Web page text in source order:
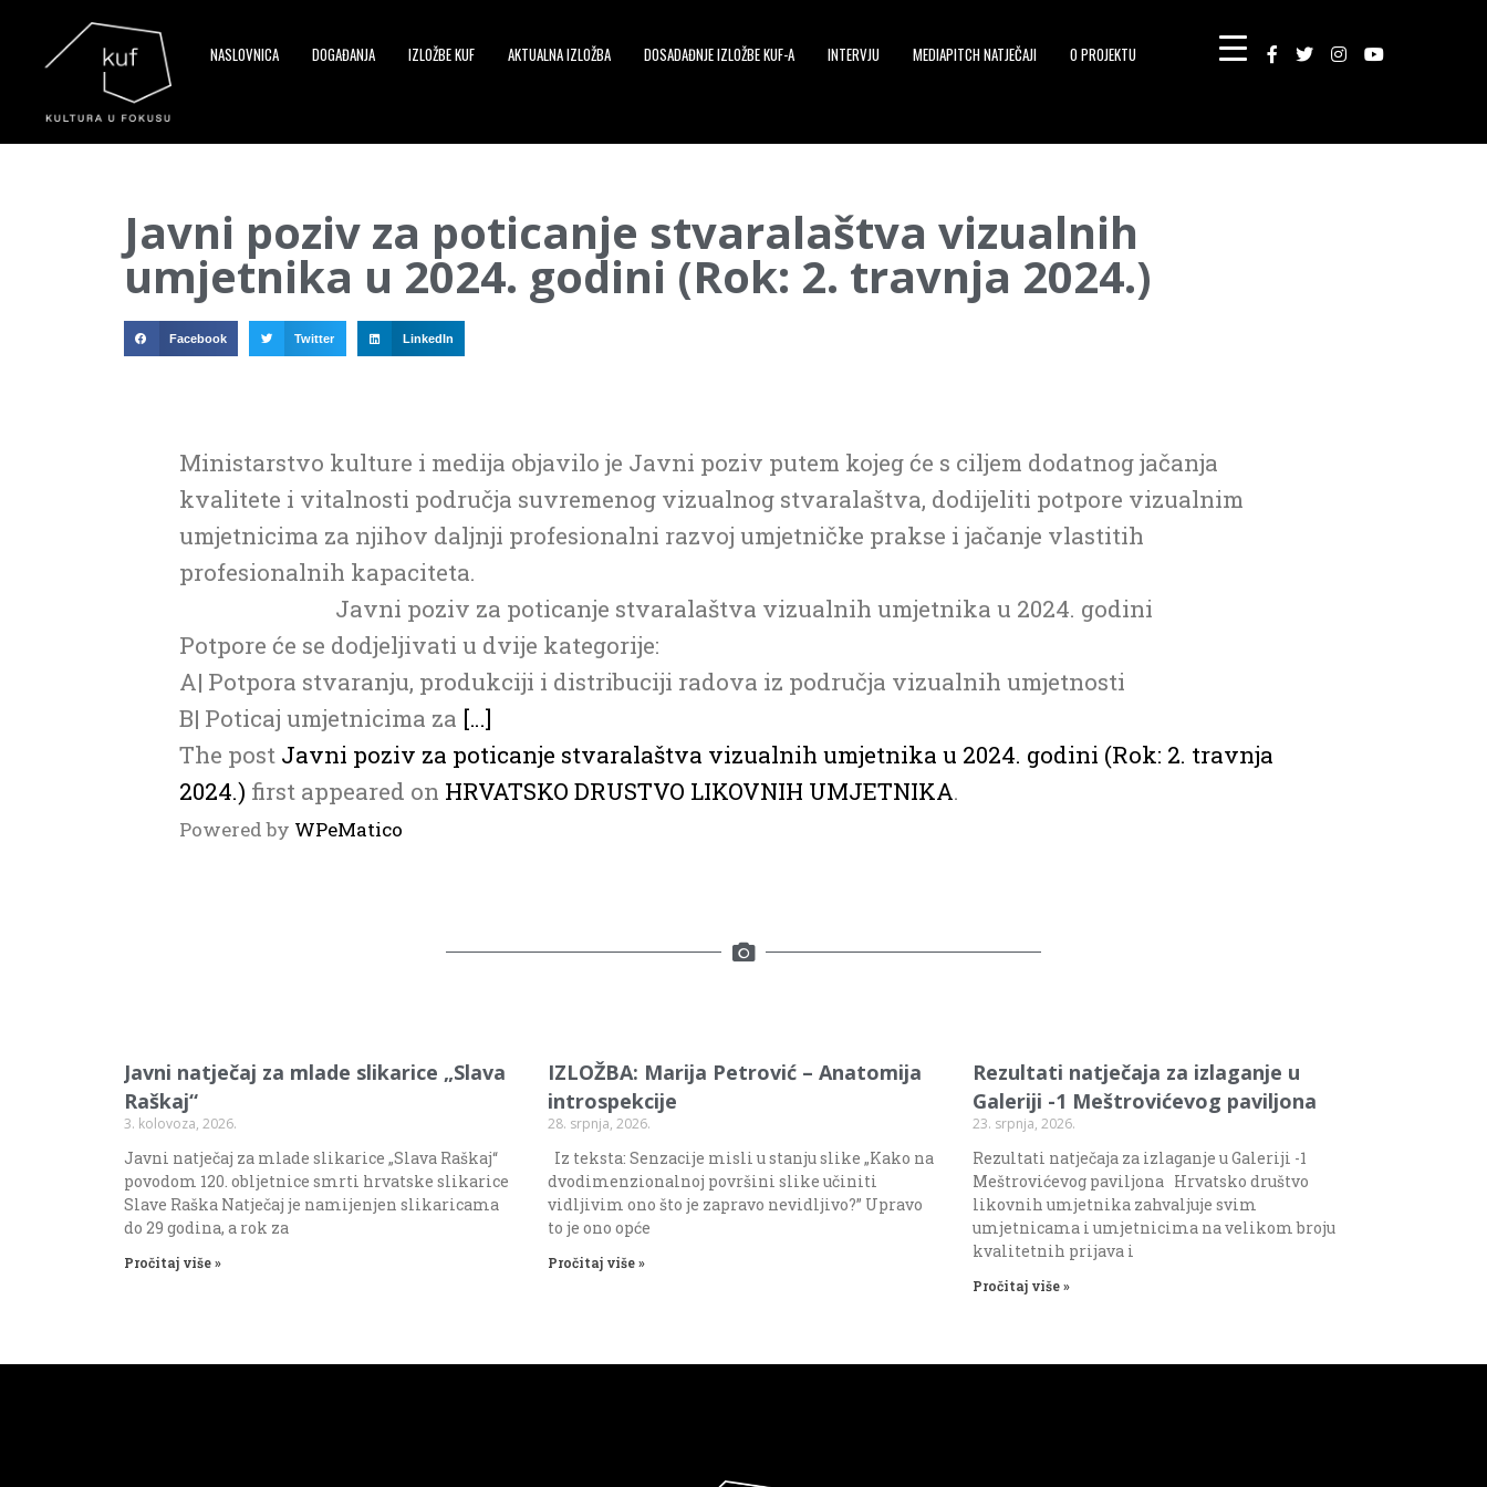
NASLOVNICA DOGAĐANJA IZLOŽBE KUF AKTUALNA IZLOŽBA DOSADAĐNJE IZLOŽBE KUF-A INTERVJU MEDIAPITCH NATJEČAJI O PROJEKTU
Javni poziv za poticanje stvaralaštva vizualnih
umjetnika u 2024. godini (Rok: 2. travnja 2024.)
Facebook Twitter LinkedIn
Ministarstvo kulture i medija objavilo je Javni poziv putem kojeg će s ciljem dodatnog jačanja
kvalitete i vitalnosti područja suvremenog vizualnog stvaralaštva, dodijeliti potpore vizualnim
umjetnicima za njihov daljnji profesionalni razvoj umjetničke prakse i jačanje vlastitih
profesionalnih kapaciteta.
Javni poziv za poticanje stvaralaštva vizualnih umjetnika u 2024. godini
Potpore će se dodjeljivati u dvije kategorije:
A| Potpora stvaranju, produkciji i distribuciji radova iz područja vizualnih umjetnosti
B| Poticaj umjetnicima za […]
The post Javni poziv za poticanje stvaralaštva vizualnih umjetnika u 2024. godini (Rok: 2. travnja
2024.) first appeared on HRVATSKO DRUSTVO LIKOVNIH UMJETNIKA.
Powered by WPeMatico
Javni natječaj za mlade slikarice „Slava
Raškaj“
3. kolovoza, 2026.
Javni natječaj za mlade slikarice „Slava Raškaj“
povodom 120. obljetnice smrti hrvatske slikarice
Slave Raška Natječaj je namijenjen slikaricama
do 29 godina, a rok za
Pročitaj više »
IZLOŽBA: Marija Petrović – Anatomija
introspekcije
28. srpnja, 2026.
Iz teksta: Senzacije misli u stanju slike „Kako na
dvodimenzionalnoj površini slike učiniti
vidljivim ono što je zapravo nevidljivo?” Upravo
to je ono opće
Pročitaj više »
Rezultati natječaja za izlaganje u
Galeriji -1 Meštrovićevog paviljona
23. srpnja, 2026.
Rezultati natječaja za izlaganje u Galeriji -1
Meštrovićevog paviljona Hrvatsko društvo
likovnih umjetnika zahvaljuje svim
umjetnicama i umjetnicima na velikom broju
kvalitetnih prijava i
Pročitaj više »